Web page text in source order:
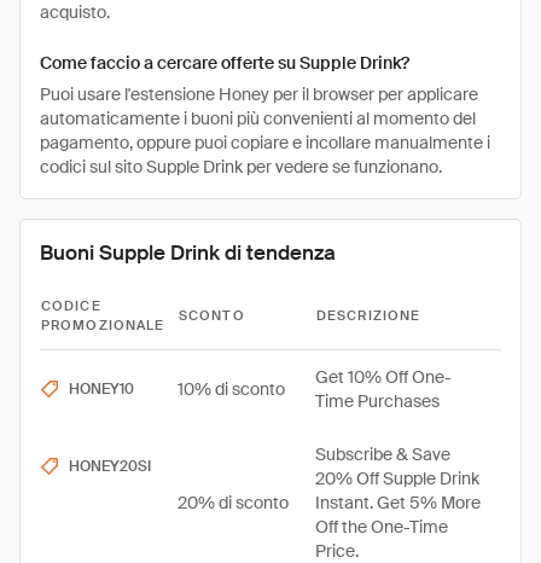
acquisto.
Come faccio a cercare offerte su Supple Drink?
Puoi usare l'estensione Honey per il browser per applicare
automaticamente i buoni più convenienti al momento del
pagamento, oppure puoi copiare e incollare manualmente i
codici sul sito Supple Drink per vedere se funzionano.
Buoni Supple Drink di tendenza
CODICE
PROMOZIONALE
SCONTO DESCRIZIONE
HONEY10 10% di sconto
Get 10% Off One-
Time Purchases
HONEY20SI
20% di sconto
Subscribe & Save
20% Off Supple Drink
Instant. Get 5% More
Off the One-Time
Price.